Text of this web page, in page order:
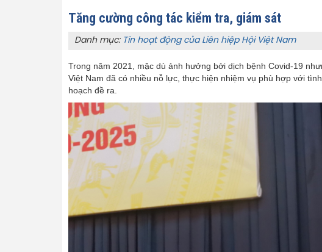
Tăng cường công tác kiểm tra, giám sát
Danh mục: Tin hoạt động của Liên hiệp Hội Việt Nam
Trong năm 2021, mặc dù ảnh hưởng bởi dịch bệnh Covid-19
Việt Nam đã có nhiều nỗ lực, thực hiện nhiệm vụ phù hợp với
hoạch đề ra.